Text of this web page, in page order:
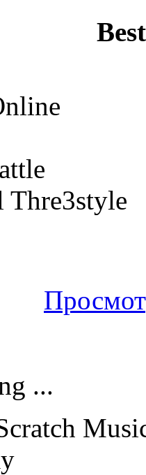
Thre3style
...